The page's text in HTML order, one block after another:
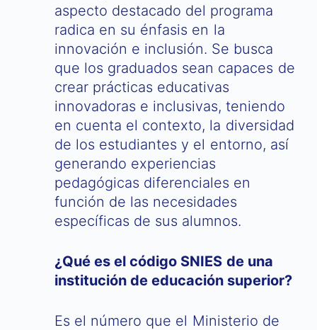
aspecto destacado del programa
radica en su énfasis en la
innovación e inclusión. Se busca
que los graduados sean capaces de
crear prácticas educativas
innovadoras e inclusivas, teniendo
en cuenta el contexto, la diversidad
de los estudiantes y el entorno, así
generando experiencias
pedagógicas diferenciales en
función de las necesidades
específicas de sus alumnos.
¿Qué es el código SNIES de una
institución de educación superior?
Es el número que el Ministerio de